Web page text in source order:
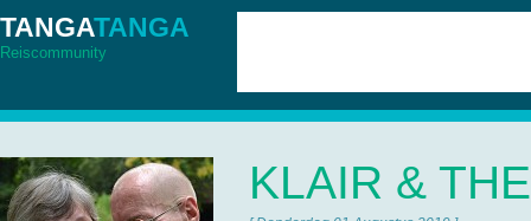
TANGATANGA
Reiscommunity
KLAIR &